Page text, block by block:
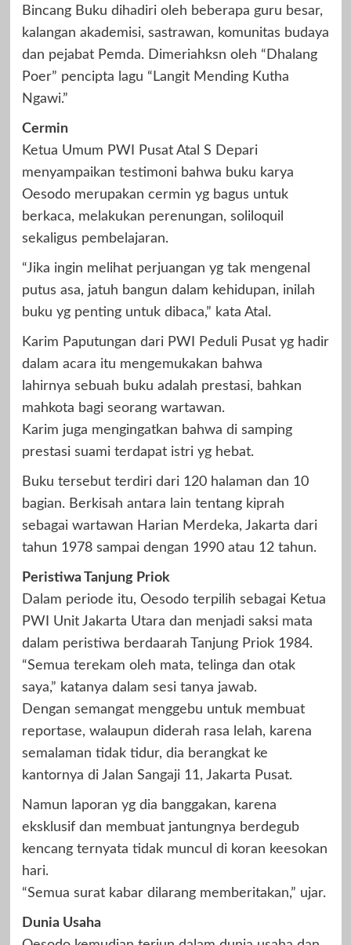
Bincang Buku dihadiri oleh beberapa guru besar,
kalangan akademisi, sastrawan, komunitas budaya
dan pejabat Pemda. Dimeriahksn oleh “Dhalang
Poer” pencipta lagu “Langit Mending Kutha
Ngawi.”
Cermin
Ketua Umum PWI Pusat Atal S Depari
menyampaikan testimoni bahwa buku karya
Oesodo merupakan cermin yg bagus untuk
berkaca, melakukan perenungan, soliloquil
sekaligus pembelajaran.
“Jika ingin melihat perjuangan yg tak mengenal
putus asa, jatuh bangun dalam kehidupan, inilah
buku yg penting untuk dibaca,” kata Atal.
Karim Paputungan dari PWI Peduli Pusat yg hadir
dalam acara itu mengemukakan bahwa
lahirnya sebuah buku adalah prestasi, bahkan
mahkota bagi seorang wartawan.
Karim juga mengingatkan bahwa di samping
prestasi suami terdapat istri yg hebat.
Buku tersebut terdiri dari 120 halaman dan 10
bagian. Berkisah antara lain tentang kiprah
sebagai wartawan Harian Merdeka, Jakarta dari
tahun 1978 sampai dengan 1990 atau 12 tahun.
Peristiwa Tanjung Priok
Dalam periode itu, Oesodo terpilih sebagai Ketua
PWI Unit Jakarta Utara dan menjadi saksi mata
dalam peristiwa berdaarah Tanjung Priok 1984.
“Semua terekam oleh mata, telinga dan otak
saya,” katanya dalam sesi tanya jawab.
Dengan semangat menggebu untuk membuat
reportase, walaupun diderah rasa lelah, karena
semalaman tidak tidur, dia berangkat ke
kantornya di Jalan Sangaji 11, Jakarta Pusat.
Namun laporan yg dia banggakan, karena
eksklusif dan membuat jantungnya berdegub
kencang ternyata tidak muncul di koran keesokan
hari.
“Semua surat kabar dilarang memberitakan,” ujar.
Dunia Usaha